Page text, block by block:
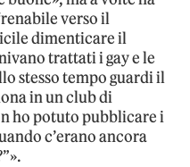
verso il
dimenticare il
trattati i gay e le
stesso tempo guardi il
in un club di
ho potuto pubblicare i
c’erano ancora